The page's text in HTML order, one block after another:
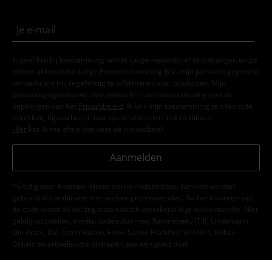
Ik geef hierbij toestemming om de Large-nieuwsbrief te ontvangen en ga
ermee akkoord dat Large Popmerchandising B.V. mijn persoonsgegevens
verwerkt om mij regelmatig te informeren over producten. Mijn
persoonsgegevens worden verwerkt in overeenstemming met de
bepalingen van het
Privacybeleid . Ik kan mijn toestemming te allen tijde
intrekken, bijvoorbeeld door op de ‘afmelden’-link te klikken.
Hier kan ik me afmelden voor de nieuwsbrief.
Aanmelden
*Geldig voor 4 weken. Alleen online inwisselbaar. Kan niet worden
gebruikt in combinatie met andere promotiecodes. Na het invoeren van
de code wordt de korting automatisch verrekend in je winkelmandje. Niet
geldig op boeken, media, cadeaubonnen, Rammstein, (Till) Lindemann,
Die Ärzte, Die Toten Hosen, Feine Sahne Fischfilet, Broilers, Böhse
Onkelz en artikelen die bijdragen aan een goed doel.